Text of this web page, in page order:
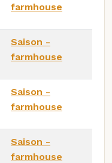
farmhouse
Saison -
farmhouse
Saison -
farmhouse
Saison -
farmhouse